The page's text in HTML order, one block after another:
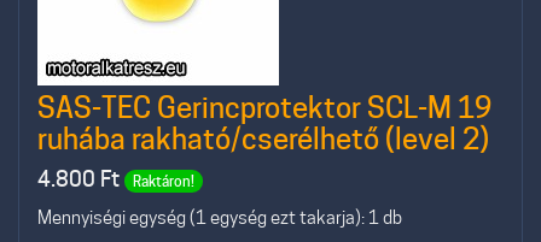
SAS-TEC Gerincprotektor SCL-M 19
ruhába rakható/cserélhető (level 2)
4.800 Ft Raktáron!
Mennyiségi egység (1 egység ezt takarja): 1 db